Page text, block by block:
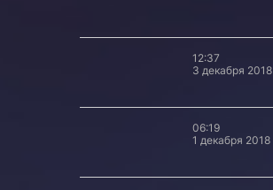
12:37
3 декабря 2018
06:19
1 декабря 2018